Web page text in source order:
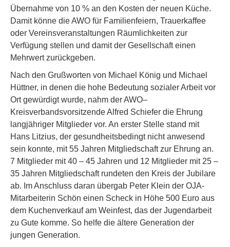
Übernahme von 10 % an den Kosten der neuen Küche.
Damit könne die AWO für Familienfeiern, Trauerkaffee
oder Vereinsveranstaltungen Räumlichkeiten zur
Verfügung stellen und damit der Gesellschaft einen
Mehrwert zurückgeben.
Nach den Grußworten von Michael König und Michael
Hüttner, in denen die hohe Bedeutung sozialer Arbeit vor
Ort gewürdigt wurde, nahm der AWO–
Kreisverbandsvorsitzende Alfred Schiefer die Ehrung
langjähriger Mitglieder vor. An erster Stelle stand mit
Hans Litzius, der gesundheitsbedingt nicht anwesend
sein konnte, mit 55 Jahren Mitgliedschaft zur Ehrung an.
7 Mitglieder mit 40 – 45 Jahren und 12 Mitglieder mit 25 –
35 Jahren Mitgliedschaft rundeten den Kreis der Jubilare
ab. Im Anschluss daran übergab Peter Klein der OJA-
Mitarbeiterin Schön einen Scheck in Höhe 500 Euro aus
dem Kuchenverkauf am Weinfest, das der Jugendarbeit
zu Gute komme. So helfe die ältere Generation der
jungen Generation.